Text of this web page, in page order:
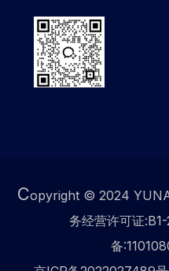
Copyright © 2024
务经营许可证
备